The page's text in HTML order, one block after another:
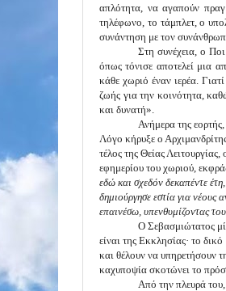
απλότητα, να αγαπούν
τηλέφωνο, το τάμπλετ, ο
συνάντηση με τον
Στη συνέχεια, ο
όπως τόνισε αποτελεί μια
κάθε χωριό έναν ιερέα.
ζωής για την κοινότητα,
και δυνατή».
Ανήμερα της
Λόγο κήρυξε ο
τέλος της Θείας
εφημερίου του χωριού,
εδώ και σχεδόν δεκαπέντε
δημιούργησε εστία για
επαινέσω, υπενθυμίζοντας
Ο Σεβασμιώτατος
είναι της Εκκλησίας· το
και θέλουν να υπηρετήσουν
καχυποψία σκοτώνει το
Από την πλευρά του,